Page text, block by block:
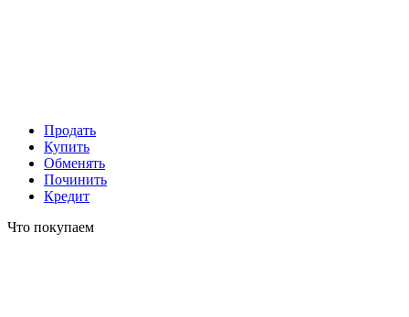
Продать
Купить
Обменять
Починить
Кредит
Что покупаем